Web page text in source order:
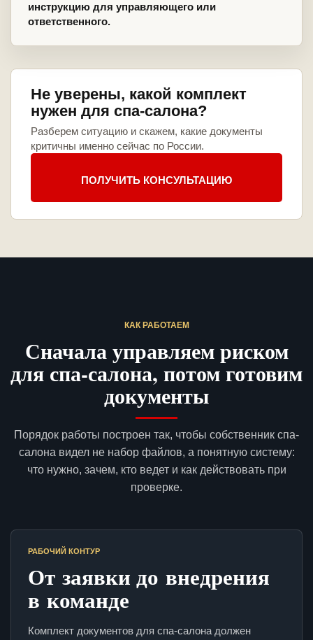
инструкцию для управляющего или
ответственного.
Не уверены, какой комплект
нужен для спа-салона?
Разберем ситуацию и скажем, какие документы
критичны именно сейчас по России.
ПОЛУЧИТЬ КОНСУЛЬТАЦИЮ
КАК РАБОТАЕМ
Сначала управляем риском
для спа-салона, потом готовим
документы
Порядок работы построен так, чтобы собственник спа-
салона видел не набор файлов, а понятную систему:
что нужно, зачем, кто ведет и как действовать при
проверке.
РАБОЧИЙ КОНТУР
От заявки до внедрения
в команде
Комплект документов для спа-салона должен